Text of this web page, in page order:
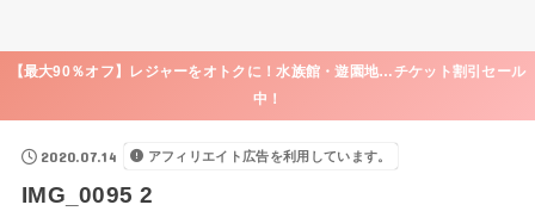
【最大90％オフ】レジャーをオトクに！水族館・遊園地…チケット割引セール
中！
2020.07.14 アフィリエイト広告を利用しています。
IMG_0095 2